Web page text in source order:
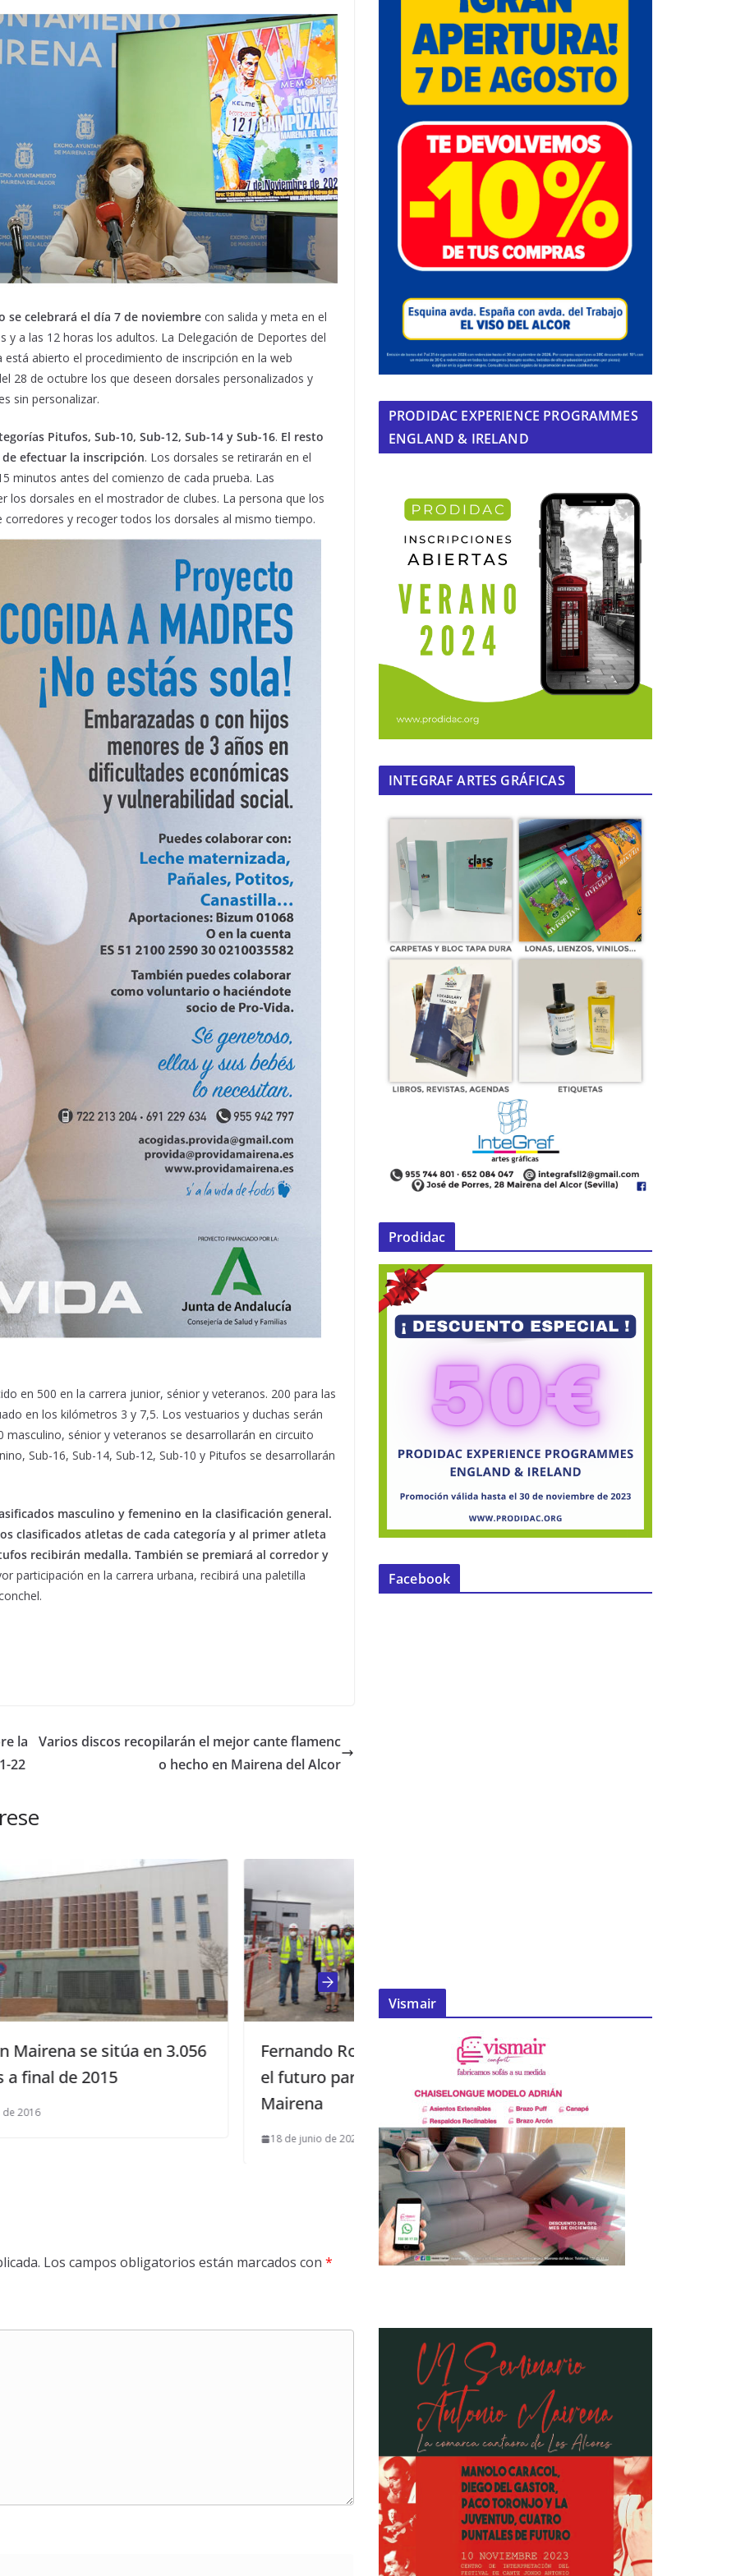
se celebrará el día 7 de noviembre con salida y meta en el
a las 12 horas los adultos. La Delegación de Deportes del
abierto el procedimiento de inscripción en la web
28 de octubre los que deseen dorsales personalizados y
sin personalizar.
Pitufos, Sub-10, Sub-12, Sub-14 y Sub-16. El resto
efectuar la inscripción. Los dorsales se retirarán en el
minutos antes del comienzo de cada prueba. Las
los dorsales en el mostrador de clubes. La persona que los
y recoger todos los dorsales al mismo tiempo.
en 500 en la carrera junior, sénior y veteranos. 200 para las
en los kilómetros 3 y 7,5. Los vestuarios y duchas serán
sénior y veteranos se desarrollarán en circuito
Sub-16, Sub-14, Sub-12, Sub-10 y Pitufos se desarrollarán
masculino y femenino en la clasificación general.
clasificados atletas de cada categoría y al primer atleta
recibirán medalla. También se premiará al corredor y
participación en la carrera urbana, recibirá una paletilla
la
22
Varios discos recopilarán el mejor cante flamenc
o hecho en Mairena del Alcor
Fernando Rodríguez Villalobos visita
el futuro parque de bomberos de
Bendición al monumento a los
campanilleros
09 de abril de 2017
Los campos obligatorios están marcados con *
PRODIDAC EXPERIENCE PROGRAMMES
ENGLAND & IRELAND
INTEGRAF ARTES GRÁFICAS
Prodidac
Facebook
Vismair